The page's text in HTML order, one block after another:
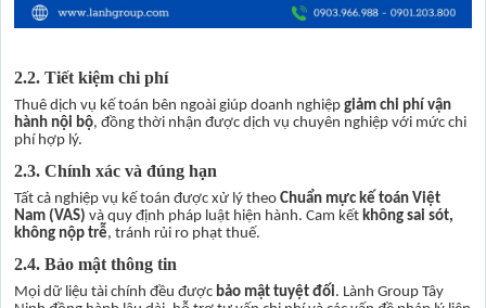
2.2. Tiết kiệm chi phí
Thuê dịch vụ kế toán bên ngoài giúp doanh nghiệp giảm chi phí vận
hành nội bộ, đồng thời nhận được dịch vụ chuyên nghiệp với mức chi
phí hợp lý.
2.3. Chính xác và đúng hạn
Tất cả nghiệp vụ kế toán được xử lý theo Chuẩn mực kế toán Việt
Nam (VAS) và quy định pháp luật hiện hành. Cam kết không sai sót,
không nộp trễ, tránh rủi ro phạt thuế.
2.4. Bảo mật thông tin
Mọi dữ liệu tài chính đều được bảo mật tuyệt đối. Lành Group Tây